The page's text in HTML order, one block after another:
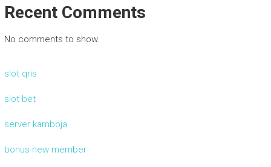
Recent Comments
No comments to show.
slot qris
slot bet
server kamboja
bonus new member